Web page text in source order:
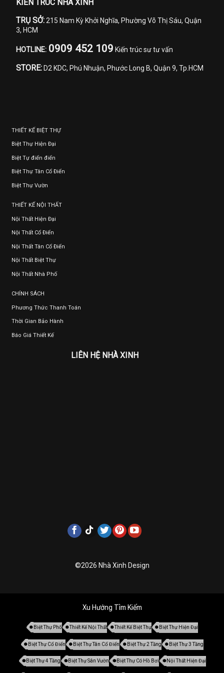
KIẾN TRÚC NHÀ XINH
TRỤ SỞ: 215 Nam Kỳ Khởi Nghĩa, Phường Võ Thị Sáu, Quận
3, HCM
HOTLINE: 0909 452 109 Kiến trúc sư tư vấn
STORE: D2 KDC, Phú Nhuận, Phước Long B, Quận 9, Tp.HCM
THIẾT KẾ BIỆT THỰ
Biệt Thự Hiện Đại
Biệt Tự điển điển
Biệt Thự Tân Cổ Điển
Biệt Thự Vườn
THIẾT KẾ NỘI THẤT
Nội Thất Hiện Đại
Nội Thất Cổ Điển
Nội Thất Tân Cổ Điển
Nội Thất Biệt Thự
Nội Thất Nhà Phố
CHÍNH SÁCH
Phương Thức Thanh Toán
Thời Gian Bảo Hành
Báo Giá Thiết Kế
LIÊN HỆ NHÀ XINH
©2026 Nhà Xinh Design
Xu Hướng Tìm Kiếm
Biệt Thự Phố Thiết Kế Nội Thất Thiết Kế Biệt Thự Biệt Thự Hiện Đại
Biệt Thự Cổ Điển Biệt Thự Tân Cổ Điển Biệt Thự 2 Tầng Biệt Thự 3 Tầng
Biệt Thự 4 Tầng Biệt Thự Sân Vườn Biệt Thự Có Hồ Bơi Nội Thất Hiện Đại